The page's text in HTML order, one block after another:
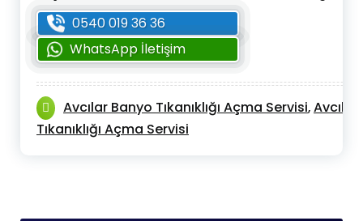
0540 019 36 36
WhatsApp İletişim
Avcılar Banyo Tıkanıklığı Açma Servisi,Avcılar
Tıkanıklığı Açma Servisi